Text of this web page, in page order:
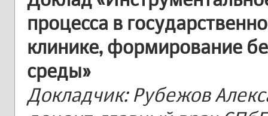
процесса в
клинике, формирование
среды»
Докладчик: Рубежов